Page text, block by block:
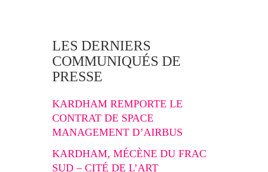
LES DERNIERS
COMMUNIQUÉS DE
PRESSE
KARDHAM REMPORTE LE
CONTRAT DE SPACE
MANAGEMENT D’AIRBUS
KARDHAM, MÉCÈNE DU FRAC
SUD – CITÉ DE L’ART